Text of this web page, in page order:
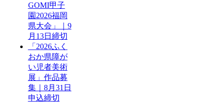
GOMI甲子
園2026福岡
県大会」｜9
月13日締切
「2026ふく
おか県障が
い児者美術
展」作品募
集｜8月31日
申込締切